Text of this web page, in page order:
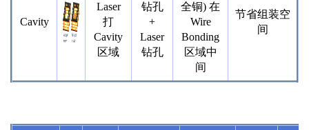
Cavity
Laser
打
Cavity
区域
钻孔
+
Laser
钻孔
全铜) 在
Wire
Bonding
区域中
间
节省组装空
间